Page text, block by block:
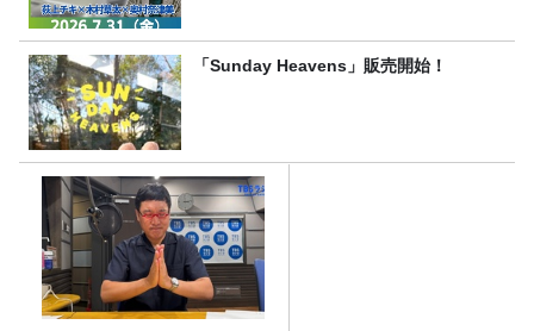
「Sunday Heavens」販売開始！